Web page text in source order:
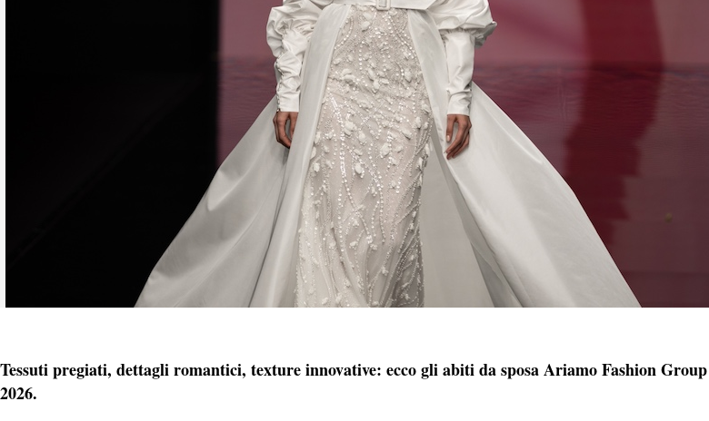
Tessuti pregiati, dettagli romantici, texture innovative: ecco gli abiti da sposa Ariamo Fashion Group
2026.